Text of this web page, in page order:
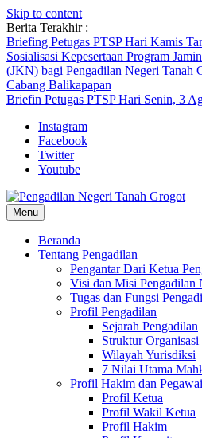
Skip to content
Berita Terakhir :
Briefing Petugas PTSP Hari Kamis
Sosialisasi Kepesertaan Program
(JKN) bagi Pengadilan Negeri Tanah
Cabang Balikapapan
Briefin Petugas PTSP Hari Senin, 3
Instagram
Facebook
Twitter
Youtube
Menu
Beranda
Tentang Pengadilan
Pengantar Dari Ketua
Visi dan Misi Pengadilan
Tugas dan Fungsi
Profil Pengadilan
Sejarah Pengadilan
Struktur Organisasi
Wilayah Yurisdiksi
7 Nilai Utama
Profil Hakim dan Pegawai
Profil Ketua
Profil Wakil Ketua
Profil Hakim